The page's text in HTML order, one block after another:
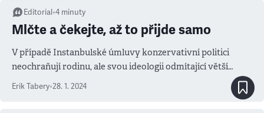
Editorial •4 minuty
Mlčte a čekejte, až to přijde samo
V případě Instanbulské úmluvy konzervativní politici
neochraňují rodinu, ale svou ideologii odmítající větší
citlivost ve společnosti
Erik Tabery•28. 1. 2024